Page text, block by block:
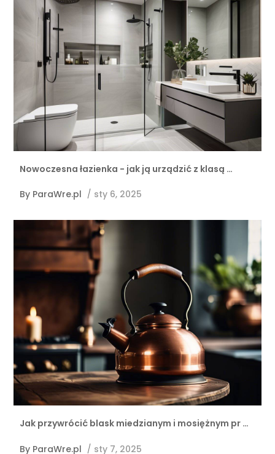
Nowoczesna łazienka - jak ją urządzić z klasą …
By ParaWre.pl / sty 6, 2025
Jak przywrócić blask miedzianym i mosiężnym pr …
By ParaWre.pl / sty 7, 2025